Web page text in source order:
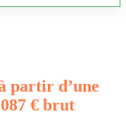
partir d’une
€ brut